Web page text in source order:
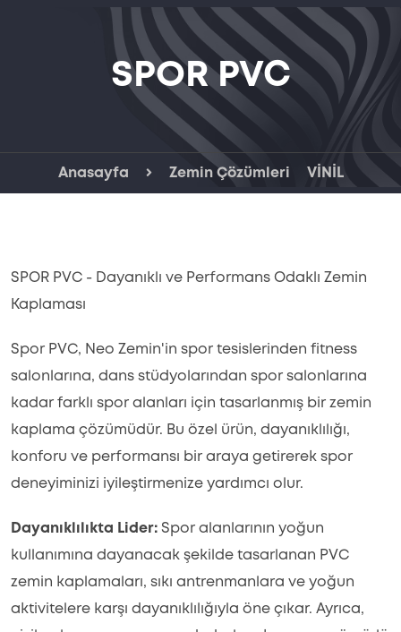
SPOR PVC
Anasayfa Zemin Çözümleri VİNİL
SPOR PVC - Dayanıklı ve Performans Odaklı Zemin
Kaplaması
Spor PVC, Neo Zemin'in spor tesislerinden fitness
salonlarına, dans stüdyolarından spor salonlarına
kadar farklı spor alanları için tasarlanmış bir zemin
kaplama çözümüdür. Bu özel ürün, dayanıklılığı,
konforu ve performansı bir araya getirerek spor
deneyiminizi iyileştirmenize yardımcı olur.
Dayanıklılıkta Lider: Spor alanlarının yoğun
kullanımına dayanacak şekilde tasarlanan PVC
zemin kaplamaları, sıkı antrenmanlara ve yoğun
aktivitelere karşı dayanıklılığıyla öne çıkar. Ayrıca,